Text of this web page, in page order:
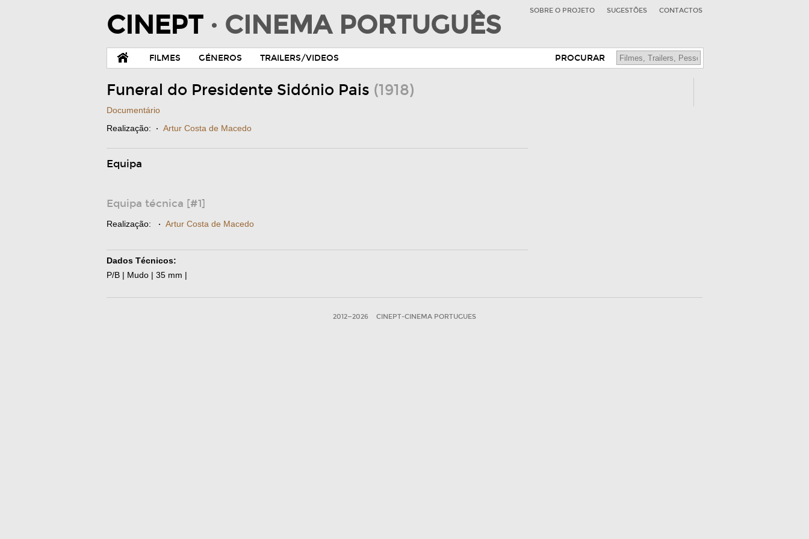
CINEPT · CINEMA PORTUGUÊS SOBRE O PROJETO SUGESTÕES CONTACTOS
FILMES GÉNEROS TRAILERS/VIDEOS PROCURAR
Funeral do Presidente Sidónio Pais (1918)
Documentário
Realização: · Artur Costa de Macedo
Equipa
Equipa técnica [#1]
Realização: · Artur Costa de Macedo
Dados Técnicos:
P/B | Mudo | 35 mm |
2012—2026 CINEPT-CINEMA PORTUGUES